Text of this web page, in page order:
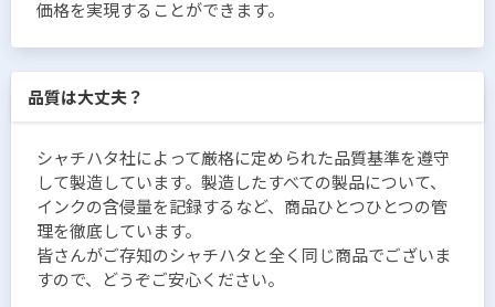
価格を実現することができます。
品質は大丈夫？
シャチハタ社によって厳格に定められた品質基準を遵守
して製造しています。製造したすべての製品について、
インクの含侵量を記録するなど、商品ひとつひとつの管
理を徹底しています。
皆さんがご存知のシャチハタと全く同じ商品でございま
すので、どうぞご安心ください。